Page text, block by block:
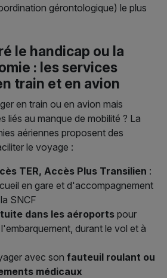
gérontologique) le plus
le handicap ou la
: les services
train et en avion
en train ou en avion mais
liés au manque de mobilité ? La
aériennes proposent des
le voyage :
TER, Accès Plus Transilien :
en gare et d'accompagnement
SNCF
dans les aéroports pour
durant le vol et à
avec son fauteuil roulant ou
médicaux